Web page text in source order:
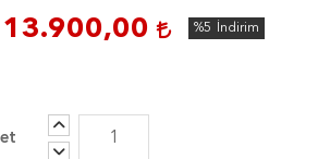
13.900,00 %5 İndirim